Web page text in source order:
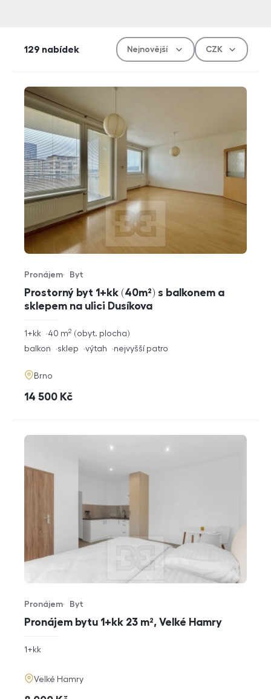
129 nabídek
Měna
Prostorný byt 1+kk (40m²) s balkonem a
sklepem na ulici Dusíkova
Typ nabídky
Pronájem
Typ nemovitosti
Byt
rozměry
1+kk obyt. plocha
40 m2
funkce
balkon sklep výtah nejvyšší patro
adresa
Brno
cena
14 500 Kč
Pronájem bytu 1+kk 23 m², Velké Hamry
Typ nabídky
Pronájem
Typ nemovitosti
Byt
rozměry
1+kk
adresa
Velké Hamry